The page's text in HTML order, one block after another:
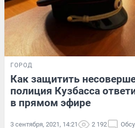
ГОРОД
Как защитить
полиция Кузбасса
в прямом эфире
3 сентября, 2021, 14:21 2 192